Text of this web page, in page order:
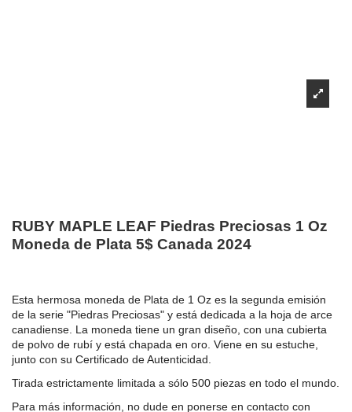
RUBY MAPLE LEAF Piedras Preciosas 1 Oz
Moneda de Plata 5$ Canada 2024
Esta hermosa moneda de Plata de 1 Oz es la segunda emisión
de la serie "Piedras Preciosas" y está dedicada a la hoja de arce
canadiense. La moneda tiene un gran diseño, con una cubierta
de polvo de rubí y está chapada en oro. Viene en su estuche,
junto con su Certificado de Autenticidad.
Tirada estrictamente limitada a sólo 500 piezas en todo el mundo.
Para más información, no dude en ponerse en contacto con